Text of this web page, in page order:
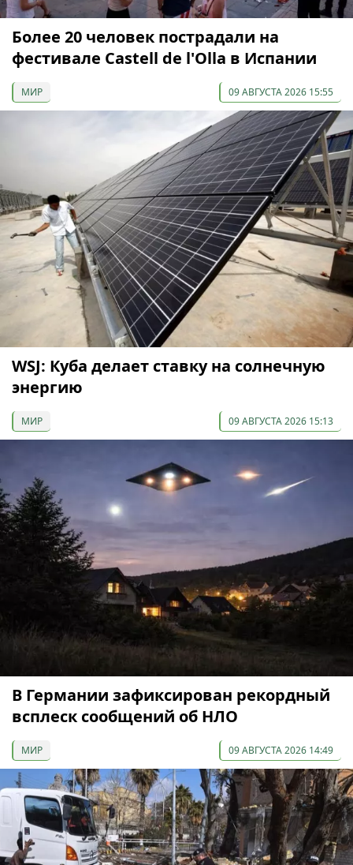
Более 20 человек пострадали на
фестивале Castell de l'Olla в Испании
МИР 09 АВГУСТА 2026 15:55
WSJ: Куба делает ставку на солнечную
энергию
МИР 09 АВГУСТА 2026 15:13
В Германии зафиксирован рекордный
всплеск сообщений об НЛО
МИР 09 АВГУСТА 2026 14:49